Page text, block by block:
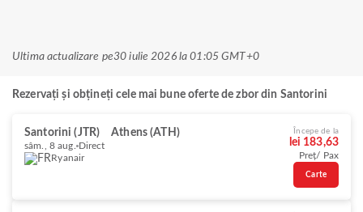
Ultima actualizare pe30 iulie 2026 la 01:05 GMT+0
Rezervați și obțineți cele mai bune oferte de zbor din Santorini
Santorini (JTR) Athens (ATH)
sâm., 8 aug. Direct
Ryanair
Începe de la
lei 183,63
Preț/ Pax
Carte